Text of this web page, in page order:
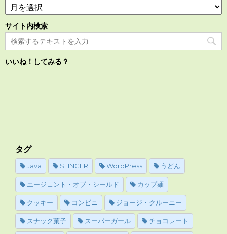
サイト内検索
いいね！してみる？
タグ
Java STINGER WordPress うどん
エージェント・オブ・シールド カップ麺
クッキー コンビニ ジョージ・クルーニー
スナック菓子 スーパーガール チョコレート